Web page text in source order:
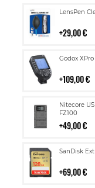
LensPen
29,00 €
Lisää
Godox
109,00 €
Lisää
Nitecore
FZ100
49,00 €
Lisää
SanDisk
69,00 €
Lisää